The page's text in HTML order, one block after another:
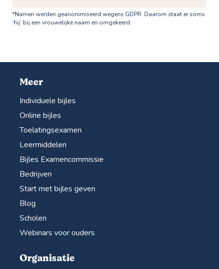
*Namen werden geanonimiseerd wegens GDPR. Daarom staat er soms
‘hij’ bij een vrouwelijke naam en omgekeerd.
Meer
Individuele bijles
Online bijles
Toelatingsexamen
Leermiddelen
Bijles Examencommissie
Bedrijven
Start met bijles geven
Blog
Scholen
Webinars voor ouders
Organisatie